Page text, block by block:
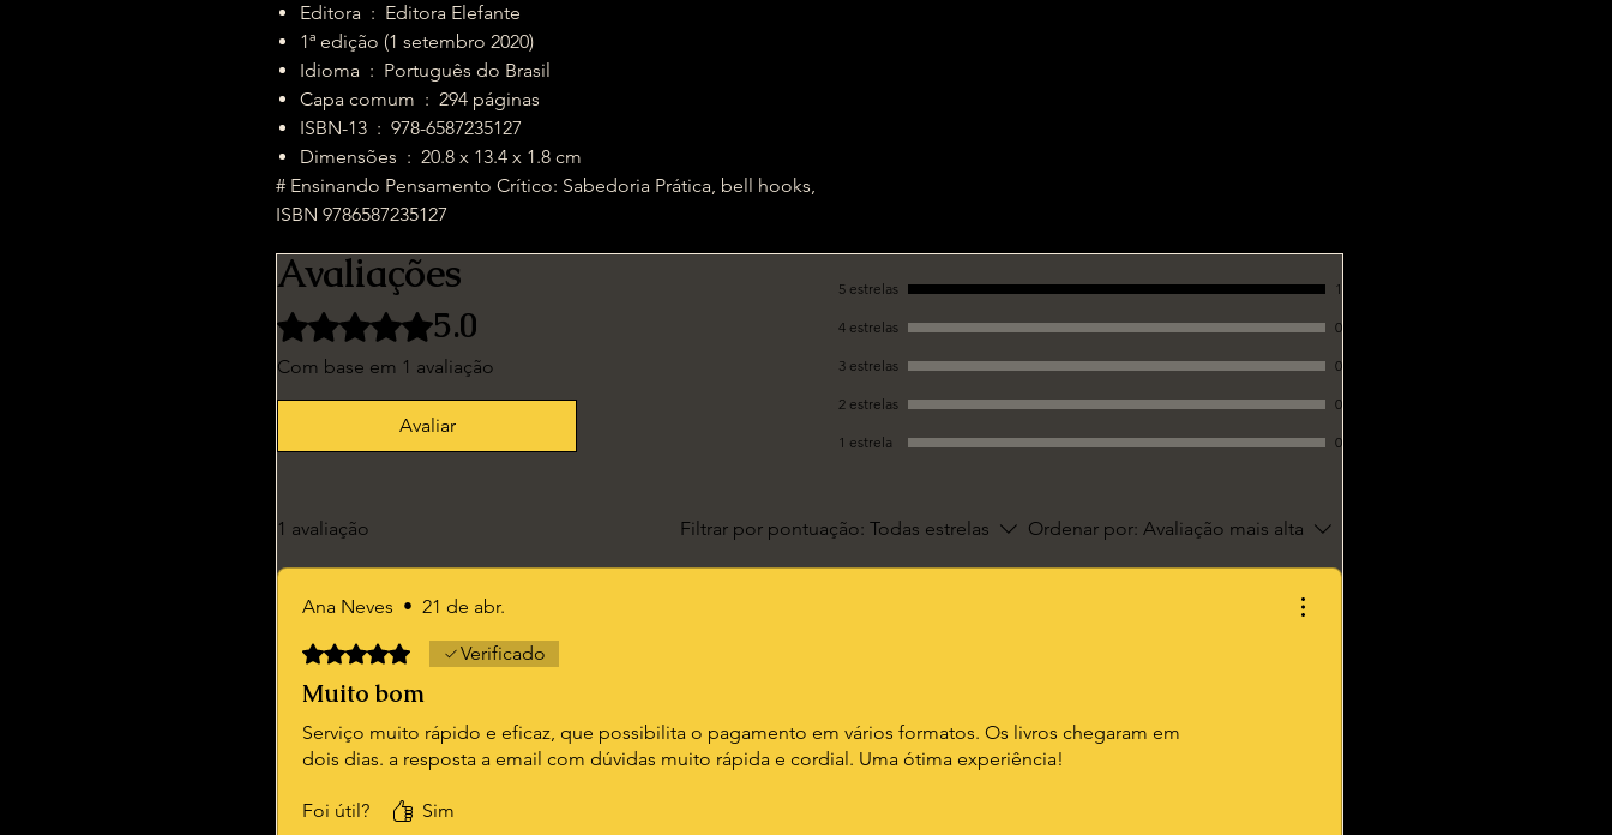
Editora ‏ : ‎ Editora Elefante
1ª edição (1 setembro 2020)
Idioma ‏ : ‎ Português do Brasil
Capa comum ‏ : ‎ 294 páginas
ISBN-13 ‏ : ‎ 978-6587235127
Dimensões ‏ : ‎ 20.8 x 13.4 x 1.8 cm
# Ensinando Pensamento Crítico: Sabedoria Prática, bell hooks,
ISBN 9786587235127
Avaliações
Rated 5 out of 5 stars.5.0
Com base em 1 avaliação
Avaliar
5 estrelas 1
4 estrelas 0
3 estrelas 0
2 estrelas 0
1 estrela 0
1 avaliação Filtrar por pontuação: Todas estrelas Ordenar por: Avaliação mais alta
Ana Neves • 21 de abr.
Rated 5 out of 5 stars.Verificado
Muito bom
Serviço muito rápido e eficaz, que possibilita o pagamento em vários formatos. Os livros chegaram em
dois dias. a resposta a email com dúvidas muito rápida e cordial. Uma ótima experiência!
Foi útil? Sim